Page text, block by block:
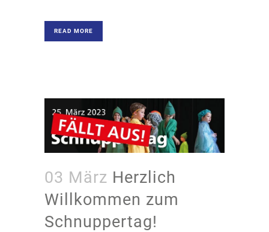
READ MORE
03 März Herzlich
Willkommen zum
Schnuppertag!